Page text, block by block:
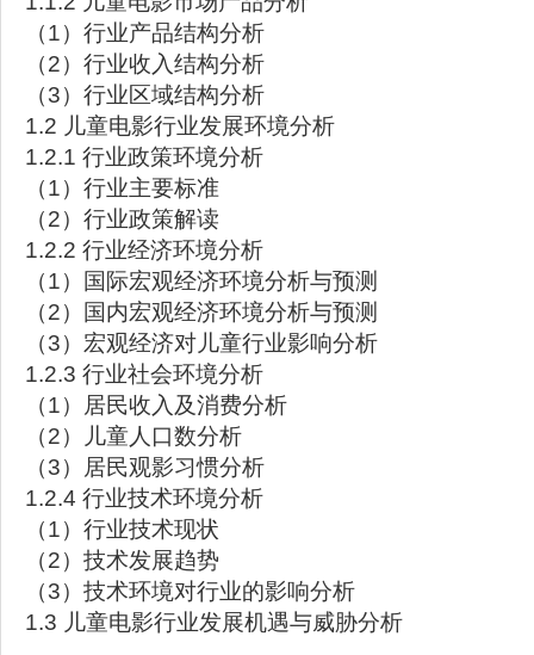
（1）行业产品结构分析
（2）行业收入结构分析
（3）行业区域结构分析
1.2 儿童电影行业发展环境分析
1.2.1 行业政策环境分析
（1）行业主要标准
（2）行业政策解读
1.2.2 行业经济环境分析
（1）国际宏观经济环境分析与预测
（2）国内宏观经济环境分析与预测
（3）宏观经济对儿童行业影响分析
1.2.3 行业社会环境分析
（1）居民收入及消费分析
（2）儿童人口数分析
（3）居民观影习惯分析
1.2.4 行业技术环境分析
（1）行业技术现状
（2）技术发展趋势
（3）技术环境对行业的影响分析
1.3 儿童电影行业发展机遇与威胁分析